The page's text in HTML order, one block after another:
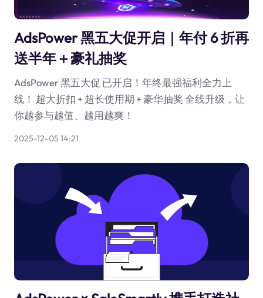
AdsPower 黑五大促开启｜年付 6 折再
送半年＋豪礼抽奖
AdsPower 黑五大促 已开启！年终最强福利全力上
线！ 超大折扣 + 超长使用期 + 豪华抽奖 全线升级，让
你越参与越值、越用越爽！
2025-12-05 14:21